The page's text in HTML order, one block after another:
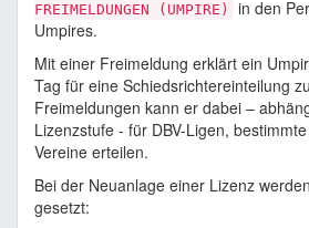
FREIMELDUNGEN (UMPIRE)
in den
Umpires.
Mit einer Freimeldung erklärt ein
Tag für eine Schiedsrichtereinteilung
Freimeldungen kann er dabei –
Lizenzstufe - für DBV-Ligen,
Vereine erteilen.
Bei der Neuanlage einer Lizenz
gesetzt: